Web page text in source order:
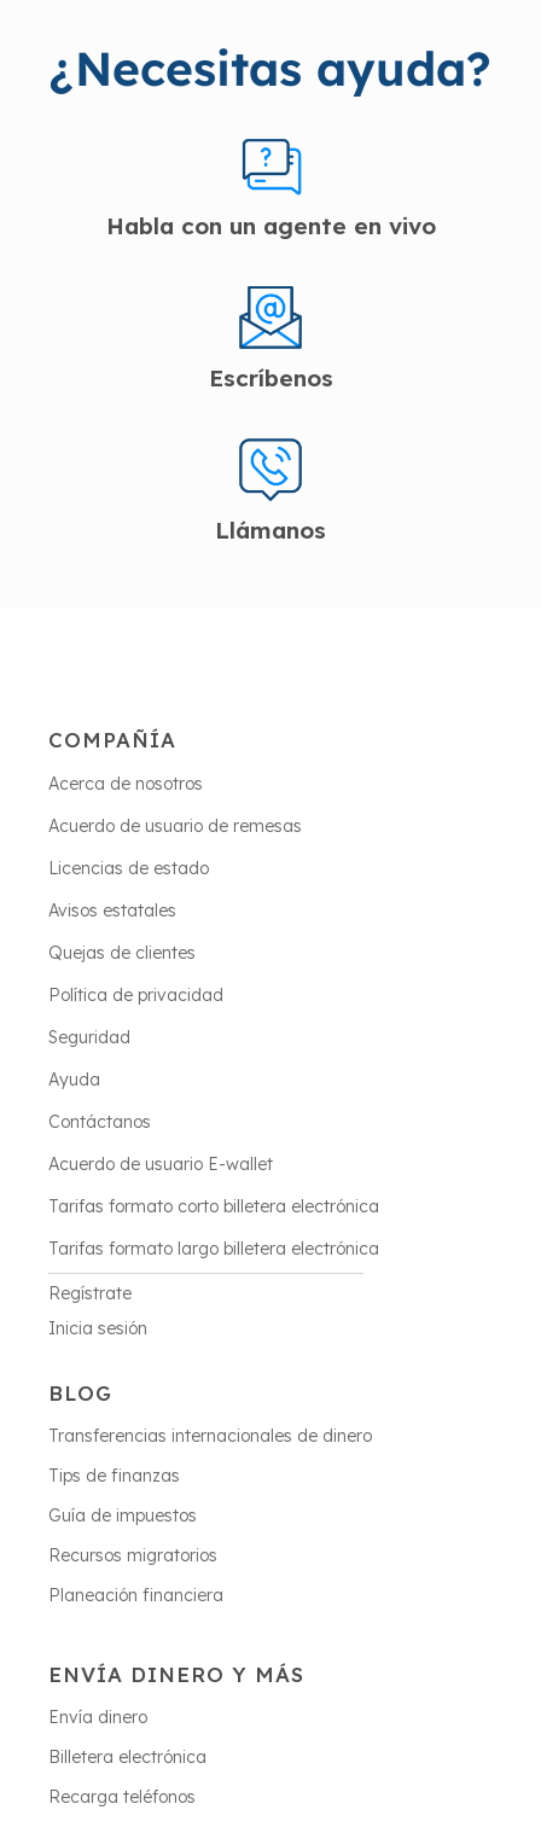
¿Necesitas ayuda?
Habla con un agente en vivo
Escríbenos
Llámanos
COMPAÑÍA
Acerca de nosotros
Acuerdo de usuario de remesas
Licencias de estado
Avisos estatales
Quejas de clientes
Política de privacidad
Seguridad
Ayuda
Contáctanos
Acuerdo de usuario E-wallet
Tarifas formato corto billetera electrónica
Tarifas formato largo billetera electrónica
Regístrate
Inicia sesión
BLOG
Transferencias internacionales de dinero
Tips de finanzas
Guía de impuestos
Recursos migratorios
Planeación financiera
ENVÍA DINERO Y MÁS
Envía dinero
Billetera electrónica
Recarga teléfonos